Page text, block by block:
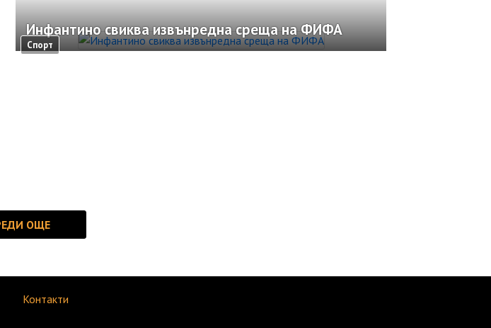
Спорт
Инфантино свиква извънредна среща на ФИФА
Контакти